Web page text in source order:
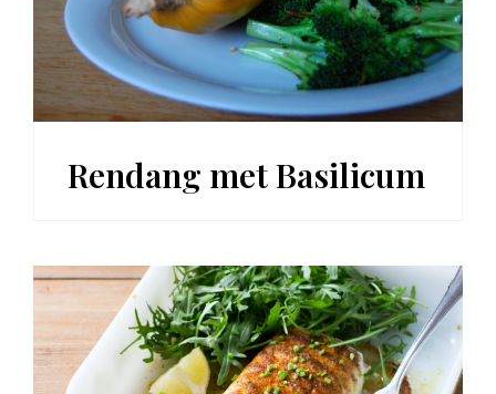
Rendang met Basilicum